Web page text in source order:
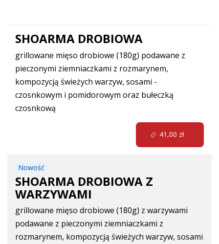
SHOARMA DROBIOWA
grillowane mięso drobiowe (180g) podawane z
pieczonymi ziemniaczkami z rozmarynem,
kompozycją świeżych warzyw, sosami -
czosnkowym i pomidorowym oraz bułeczką
czosnkową
Nowość
SHOARMA DROBIOWA Z
WARZYWAMI
grillowane mięso drobiowe (180g) z warzywami
podawane z pieczonymi ziemniaczkami z
rozmarynem, kompozycją świeżych warzyw, sosami